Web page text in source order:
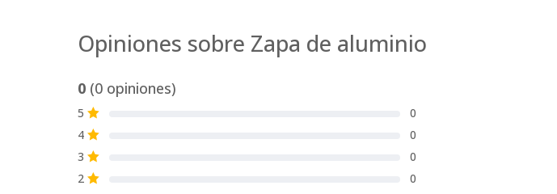
Opiniones sobre Zapa de aluminio
0 (0 opiniones)
5 S
0
4 S
0
3 S
0
2 S
0